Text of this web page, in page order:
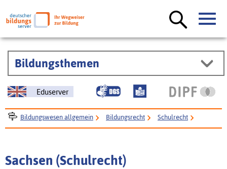
Bildungsthemen
Eduserver
Bildungswesen allgemein Bildungsrecht Schulrecht
Sachsen (Schulrecht)